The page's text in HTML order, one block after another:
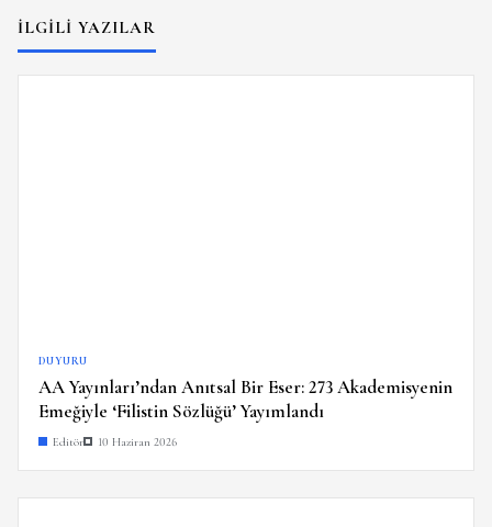
İLGILI YAZILAR
DUYURU
AA Yayınları’ndan Anıtsal Bir Eser: 273 Akademisyenin
Emeğiyle ‘Filistin Sözlüğü’ Yayımlandı
Editör 10 Haziran 2026